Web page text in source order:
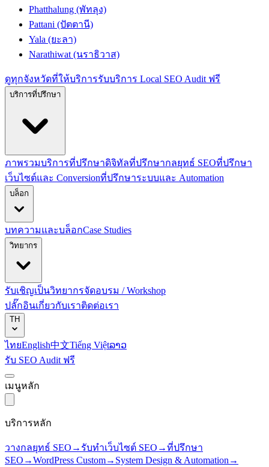
Phatthalung (พัทลุง)
Pattani (ปัตตานี)
Yala (ยะลา)
Narathiwat (นราธิวาส)
ดูทุกจังหวัดที่ให้บริการรับบริการ Local SEO Audit ฟรี
บริการที่ปรึกษา
ภาพรวมบริการที่ปรึกษาดิจิทัลที่ปรึกษากลยุทธ์ SEOที่ปรึกษา
เว็บไซต์และ Conversionที่ปรึกษาระบบและ Automation
บล็อก
บทความและบล็อกCase Studies
วิทยากร
รับเชิญเป็นวิทยากรจัดอบรม / Workshop
ปลั๊กอินเกี่ยวกับเราติดต่อเรา
TH
ไทยEnglish中文Tiếng Việtລາວ
รับ SEO Audit ฟรี
เมนูหลัก
บริการหลัก
วางกลยุทธ์ SEO → รับทำเว็บไซต์ SEO →ที่ปรึกษา
SEO →WordPress Custom→ System Design & Automation →